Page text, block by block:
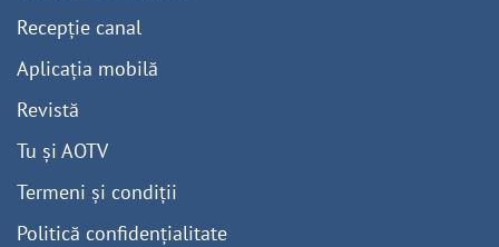
Recepție canal
Aplicația mobilă
Revistă
Tu și AOTV
Termeni și condiții
Politică confidențialitate